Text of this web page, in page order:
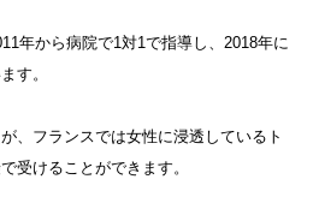
年から病院で1対1で指導し、2018年に
す。
、フランスでは女性に浸透しているト
受けることができます。